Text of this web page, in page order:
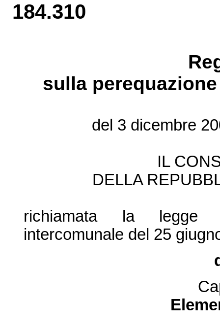
184.310
sulla
del 3 dicembre
IL
DELLA
richiamata la legge
intercomunale del 25